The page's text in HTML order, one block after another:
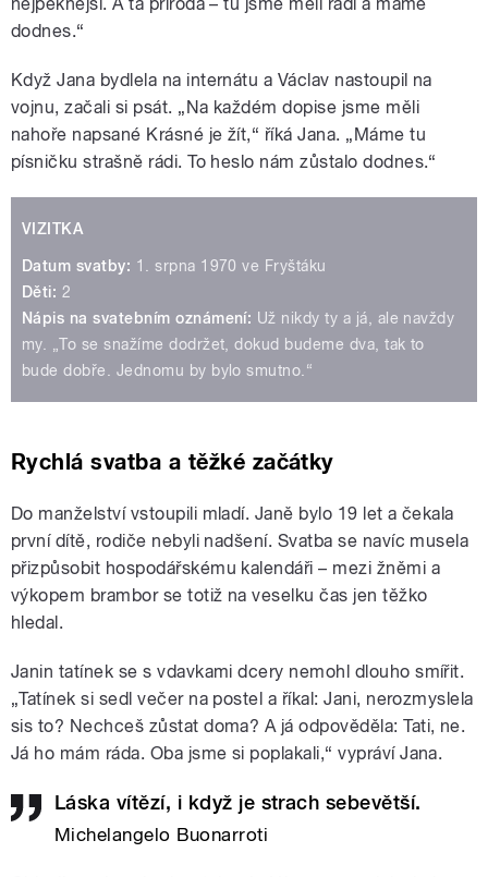
nejpěknější. A ta příroda – tu jsme měli rádi a máme
dodnes.“
Když Jana bydlela na internátu a Václav nastoupil na
vojnu, začali si psát. „Na každém dopise jsme měli
nahoře napsané Krásné je žít,“ říká Jana. „Máme tu
písničku strašně rádi. To heslo nám zůstalo dodnes.“
VIZITKA
Datum svatby: 1. srpna 1970 ve Fryštáku
Děti: 2
Nápis na svatebním oznámení: Už nikdy ty a já, ale navždy
my. „To se snažíme dodržet, dokud budeme dva, tak to
bude dobře. Jednomu by bylo smutno.“
Rychlá svatba a těžké začátky
Do manželství vstoupili mladí. Janě bylo 19 let a čekala
první dítě, rodiče nebyli nadšení. Svatba se navíc musela
přizpůsobit hospodářskému kalendáři – mezi žněmi a
výkopem brambor se totiž na veselku čas jen těžko
hledal.
Janin tatínek se s vdavkami dcery nemohl dlouho smířit.
„Tatínek si sedl večer na postel a říkal: Jani, nerozmyslela
sis to? Nechceš zůstat doma? A já odpověděla: Tati, ne.
Já ho mám ráda. Oba jsme si poplakali,“ vypráví Jana.
Láska vítězí, i když je strach sebevětší.
Michelangelo Buonarroti